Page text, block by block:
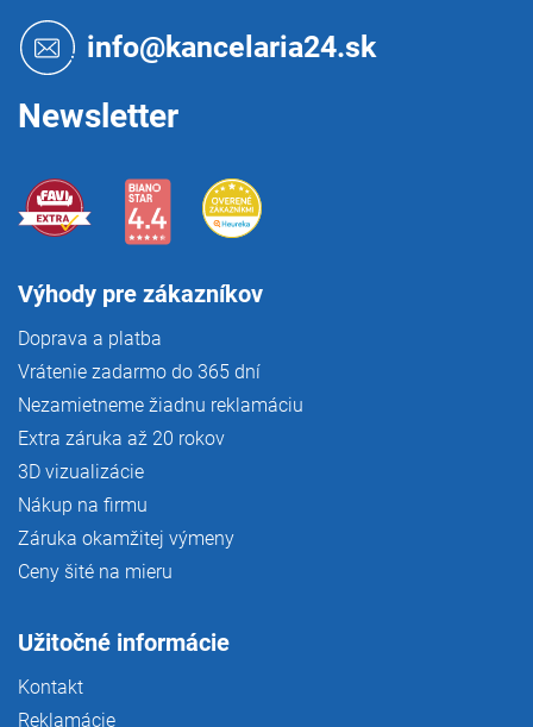
info@kancelaria24.sk
Newsletter
Výhody pre zákazníkov
Doprava a platba
Vrátenie zadarmo do 365 dní
Nezamietneme žiadnu reklamáciu
Extra záruka až 20 rokov
3D vizualizácie
Nákup na firmu
Záruka okamžitej výmeny
Ceny šité na mieru
Užitočné informácie
Kontakt
Reklamácie